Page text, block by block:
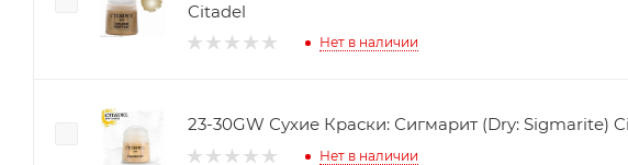
Citadel
Нет в наличии
23-30GW Сухие Краски: Сигмарит (Dry: Sigmarite)
Нет в наличии